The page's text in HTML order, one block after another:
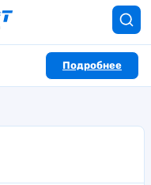
Подробнее